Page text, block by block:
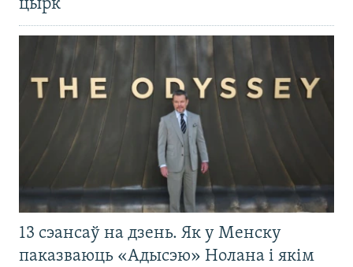
цырк
13 сэансаў на дзень. Як у Менску
паказваюць «Адысэю» Нолана і якім